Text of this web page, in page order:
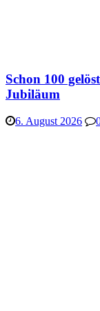
Schon 100
Jubiläum
6. August 2026